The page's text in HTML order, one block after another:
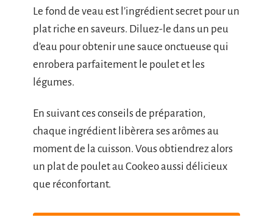
Le fond de veau est l’ingrédient secret pour un
plat riche en saveurs. Diluez-le dans un peu
d’eau pour obtenir une sauce onctueuse qui
enrobera parfaitement le poulet et les
légumes.
En suivant ces conseils de préparation,
chaque ingrédient libèrera ses arômes au
moment de la cuisson. Vous obtiendrez alors
un plat de poulet au Cookeo aussi délicieux
que réconfortant.